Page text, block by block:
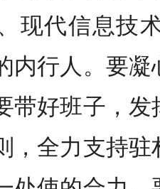
现代信息技
内行人。要
带好班子，
，全力支持